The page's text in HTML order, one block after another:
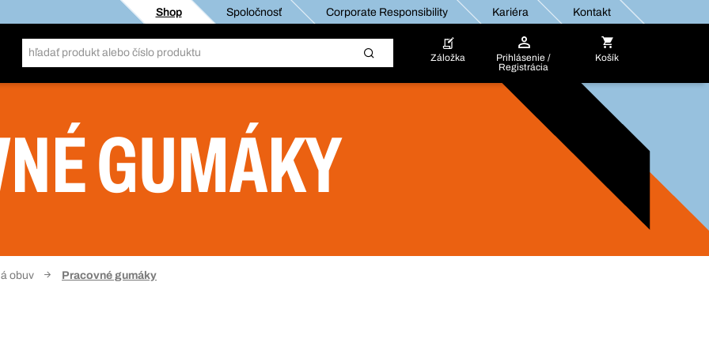
Shop Spoločnosť Corporate Responsibility Kariéra Kontakt
Záložka
Prihlásenie /
Registrácia
Košík
GUMÁKY
obuv Pracovné gumáky